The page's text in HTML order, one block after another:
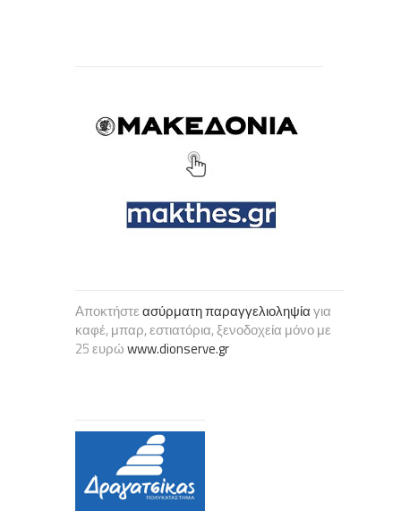
Αποκτήστεασύρματη παραγγελιοληψίαγια
καφέ, μπαρ, εστιατόρια, ξενοδοχεία μόνο με
25 ευρώwww.dionserve.gr